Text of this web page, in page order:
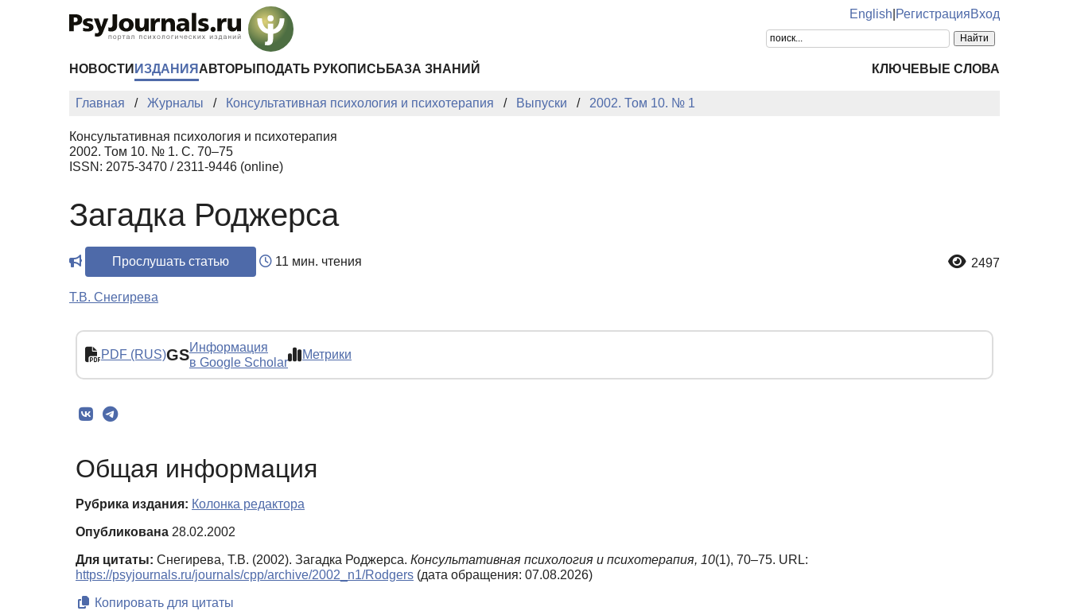
English РегистрацияВход
НОВОСТИ ИЗДАНИЯ АВТОРЫ ПОДАТЬ РУКОПИСЬ БАЗА ЗНАНИЙ КЛЮЧЕВЫЕ СЛОВА
Главная Журналы Консультативная психология и психотерапия Выпуски 2002. Том 10. № 1
Консультативная психология и психотерапия
2002. Том 10. № 1. С. 70–75
ISSN: 2075-3470 / 2311-9446 (online)
Загадка Роджерса
Прослушать статью 11 мин. чтения 2497
Т.В. Снегирева
PDF (RUS)GSИнформация
в Google Scholar
Метрики
Общая информация
Рубрика издания: Колонка редактора
Опубликована 28.02.2002
Для цитаты: Снегирева, Т.В. (2002). Загадка Роджерса. Консультативная психология и психотерапия, 10(1), 70–75. URL:
https://psyjournals.ru/journals/cpp/archive/2002_n1/Rodgers (дата обращения: 07.08.2026)
Копировать для цитаты